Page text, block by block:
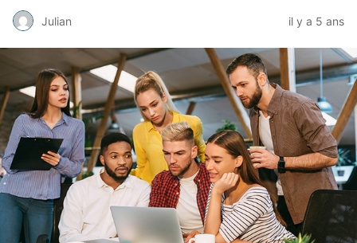
Julian il y a 5 ans